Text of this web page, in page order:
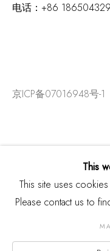
电话： +86
京ICP备07016948号-1
This
This site uses
Please contact us to